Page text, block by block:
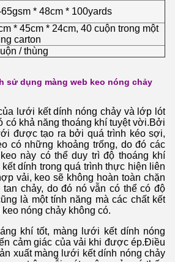
* 48cm * 100yards
* 45cm * 24cm, 40 cuộn trong một
carton
/ thùng
sử dụng màng web keo nóng chảy
lưới kết dính nóng chảy và lớp lót
có khả năng thoáng khí tuyệt vời.Bởi
được tạo ra bởi quá trình kéo sợi,
có những khoảng trống, do đó các
này có thể duy trì độ thoáng khí
dính trong quá trình thực hiện liên
vải, keo sẽ không hoàn toàn chặn
chảy, do đó nó vẫn có thể có độ
là một tính năng mà các chất kết
nóng chảy không có.
khí tốt, màng lưới kết dính nóng
cảm giác của vải khi được ép.Điều
xuất màng lưới kết dính nóng chảy